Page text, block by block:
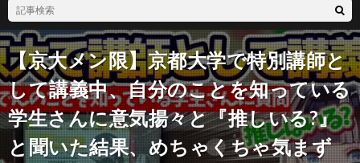
【京大メン限】京都大学で特別講師と
して講義中、自分のことを知っている
学生さんに意気揚々と『推しいる?』
と聞いた結果、めちゃくちゃ気まず